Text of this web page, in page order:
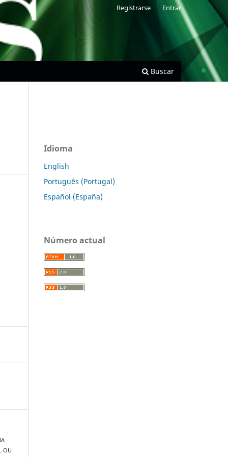
Buscar
Registrarse Entrar
OU
Idioma
English
Português (Portugal)
Español (España)
Número actual